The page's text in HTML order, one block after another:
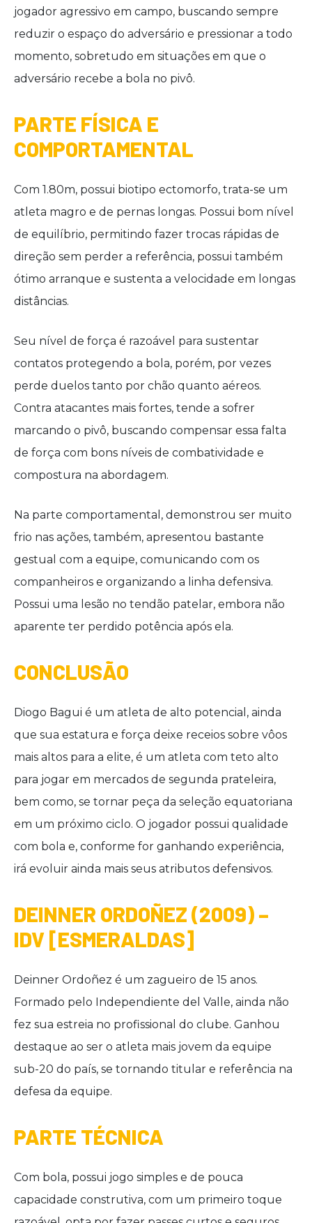
jogador agressivo em campo, buscando sempre
reduzir o espaço do adversário e pressionar a todo
momento, sobretudo em situações em que o
adversário recebe a bola no pivô.
PARTE FÍSICA E
COMPORTAMENTAL
Com 1.80m, possui biotipo ectomorfo, trata-se um
atleta magro e de pernas longas. Possui bom nível
de equilíbrio, permitindo fazer trocas rápidas de
direção sem perder a referência, possui também
ótimo arranque e sustenta a velocidade em longas
distâncias.
Seu nível de força é razoável para sustentar
contatos protegendo a bola, porém, por vezes
perde duelos tanto por chão quanto aéreos.
Contra atacantes mais fortes, tende a sofrer
marcando o pivô, buscando compensar essa falta
de força com bons níveis de combatividade e
compostura na abordagem.
Na parte comportamental, demonstrou ser muito
frio nas ações, também, apresentou bastante
gestual com a equipe, comunicando com os
companheiros e organizando a linha defensiva.
Possui uma lesão no tendão patelar, embora não
aparente ter perdido potência após ela.
CONCLUSÃO
Diogo Bagui é um atleta de alto potencial, ainda
que sua estatura e força deixe receios sobre vôos
mais altos para a elite, é um atleta com teto alto
para jogar em mercados de segunda prateleira,
bem como, se tornar peça da seleção equatoriana
em um próximo ciclo. O jogador possui qualidade
com bola e, conforme for ganhando experiência,
irá evoluir ainda mais seus atributos defensivos.
DEINNER ORDOÑEZ (2009) –
IDV [ESMERALDAS]
Deinner Ordoñez é um zagueiro de 15 anos.
Formado pelo Independiente del Valle, ainda não
fez sua estreia no profissional do clube. Ganhou
destaque ao ser o atleta mais jovem da equipe
sub-20 do país, se tornando titular e referência na
defesa da equipe.
PARTE TÉCNICA
Com bola, possui jogo simples e de pouca
capacidade construtiva, com um primeiro toque